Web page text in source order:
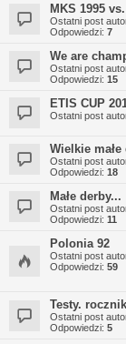
MKS 1995
Ostatni post
Odpowiedzi: 7
We are
Ostatni post
Odpowiedzi: 15
ETIS CUP
Ostatni post
Wielkie małe
Ostatni post
Odpowiedzi: 18
Małe derby...
Ostatni post
Odpowiedzi: 11
Polonia 92
Ostatni post
Odpowiedzi: 59
Testy.
Ostatni post
Odpowiedzi: 5